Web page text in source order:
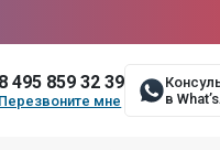
8 495 859 32 39
Перезвоните мне
в